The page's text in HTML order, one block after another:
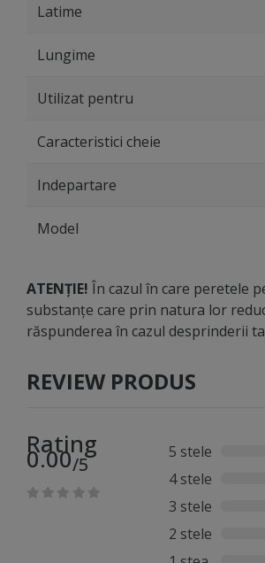
Latime
Lungime
Utilizat pentru
Caracteristici cheie
Indepartare
Model
ATENȚIE! În cazul în care peretele
substanțe care prin natura lor
răspunderea în cazul desprinderii
REVIEW PRODUS
Rating
0.00/5
5 stele
4 stele
3 stele
2 stele